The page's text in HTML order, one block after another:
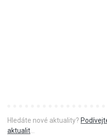
Hledáte nové aktuality?
aktualit